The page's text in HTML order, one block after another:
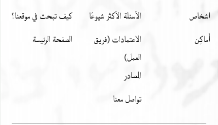
اشخاص
أَماكِن
الأسئلة الأكثر شيوعًا
الاعتمادات (فريق
العمل)
المصادر
تواصل معنا
كيف تبحث في موقعنا؟
الصفحة الرئيسة